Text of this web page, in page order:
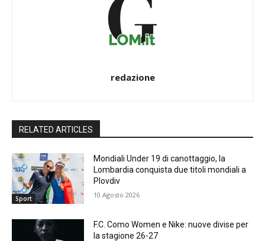
redazione
RELATED ARTICLES
Sport
Mondiali Under 19 di canottaggio, la
Lombardia conquista due titoli mondiali a
Plovdiv
10 Agosto 2026
F.C. Como Women e Nike: nuove divise per
la stagione 26-27